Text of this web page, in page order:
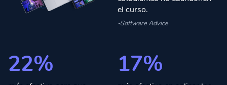
el curso.
-Software Advice
22% 17%